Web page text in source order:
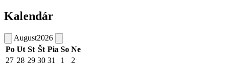
Kalendár
August2026
Po Ut St Št Pia So Ne
27 28 29 30 31 1
2